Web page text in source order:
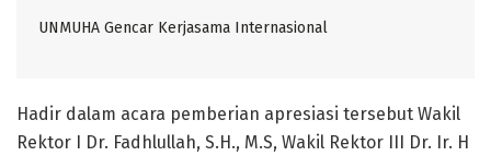
UNMUHA Gencar Kerjasama Internasional
Hadir dalam acara pemberian apresiasi tersebut Wakil
Rektor I Dr. Fadhlullah, S.H., M.S, Wakil Rektor III Dr. Ir. H